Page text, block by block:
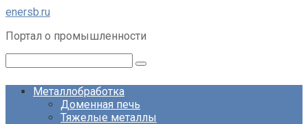
Перейти
контенту
enersb.ru
Портал о промышленности
Металлобработка
Доменная печь
Тяжелые металлы